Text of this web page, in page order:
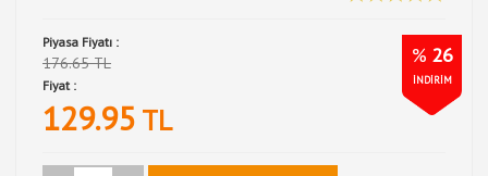
Piyasa Fiyatı :
176.65 TL % 26
İNDİRİM
Fiyat :
129.95 TL